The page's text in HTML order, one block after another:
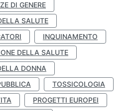
DI GENERE
SALUTE
INQUINAMENTO
DELLA SALUTE
DONNA
TOSSICOLOGIA
PROGETTI EUROPEI